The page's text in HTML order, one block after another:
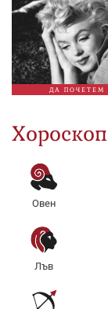
ДА ПОЧЕТЕМ
Овен
Лъв